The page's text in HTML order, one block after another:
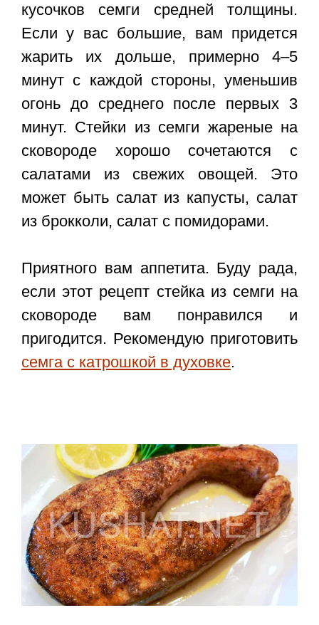
кусочков семги средней толщины.
Если у вас большие, вам придется
жарить их дольше, примерно 4–5
минут с каждой стороны, уменьшив
огонь до среднего после первых 3
минут. Стейки из семги жареные на
сковороде хорошо сочетаются с
салатами из свежих овощей. Это
может быть салат из капусты, салат
из брокколи, салат с помидорами.
Приятного вам аппетита. Буду рада,
если этот рецепт стейка из семги на
сковороде вам понравился и
пригодится. Рекомендую приготовить
семга с катрошкой в духовке.